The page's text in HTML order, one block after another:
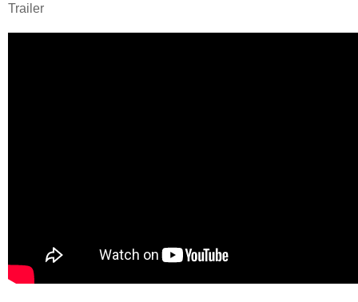
Trailer